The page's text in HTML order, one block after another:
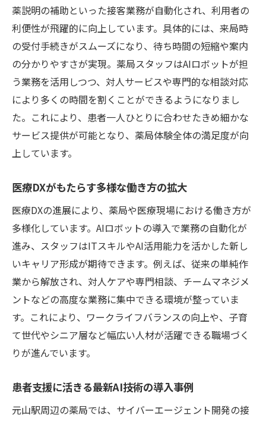
薬説明の補助といった接客業務が自動化され、利用者の
利便性が飛躍的に向上しています。具体的には、来局時
の受付手続きがスムーズになり、待ち時間の短縮や案内
の分かりやすさが実現。薬局スタッフはAIロボットが担
う業務を活用しつつ、対人サービスや専門的な相談対応
により多くの時間を割くことができるようになりまし
た。これにより、患者一人ひとりに合わせたきめ細かな
サービス提供が可能となり、薬局体験全体の満足度が向
上しています。
医療DXがもたらす多様な働き方の拡大
医療DXの進展により、薬局や医療現場における働き方が
多様化しています。AIロボットの導入で業務の自動化が
進み、スタッフはITスキルやAI活用能力を活かした新し
いキャリア形成が期待できます。例えば、従来の単純作
業から解放され、対人ケアや専門相談、チームマネジメ
ントなどの高度な業務に集中できる環境が整っていま
す。これにより、ワークライフバランスの向上や、子育
て世代やシニア層など幅広い人材が活躍できる職場づく
りが進んでいます。
患者支援に活きる最新AI技術の導入事例
元山駅周辺の薬局では、サイバーエージェント開発の接